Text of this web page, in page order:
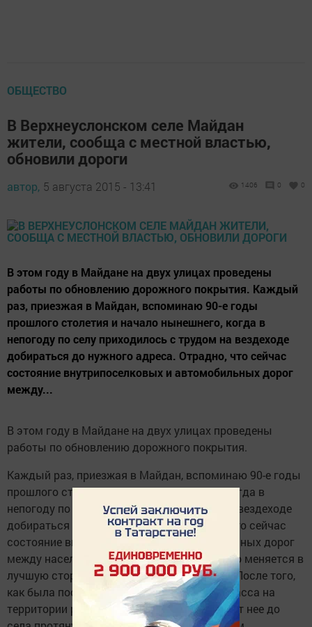
ОБЩЕСТВО
В Верхнеуслонском селе Майдан
жители, сообща с местной властью,
обновили дороги
автор, 5 августа 2015 - 13:41 1406 0 0
В этом году в Майдане на двух улицах проведены
работы по обновлению дорожного покрытия. Каждый
раз, приезжая в Майдан, вспоминаю 90-е годы
прошлого столетия и начало нынешнего, когда в
непогоду по селу приходилось с трудом на вездеходе
добираться до нужного адреса. Отрадно, что сейчас
состояние внутрипоселковых и автомобильных дорог
между...
В этом году в Майдане на двух улицах проведены
работы по обновлению дорожного покрытия.
Каждый раз, приезжая в Майдан, вспоминаю 90-е годы
прошлого столетия и начало нынешнего, когда в
непогоду по селу приходилось с трудом на вездеходе
добираться до нужного адреса. Отрадно, что сейчас
состояние внутрипоселковых и автомобильных дорог
между населенными пунктами кардинально меняется в
лучшую сторону. Не обошло это и Майдан. После того,
как была построена новая федеральная трасса на
территории района в сторону Ульяновска, от нее до